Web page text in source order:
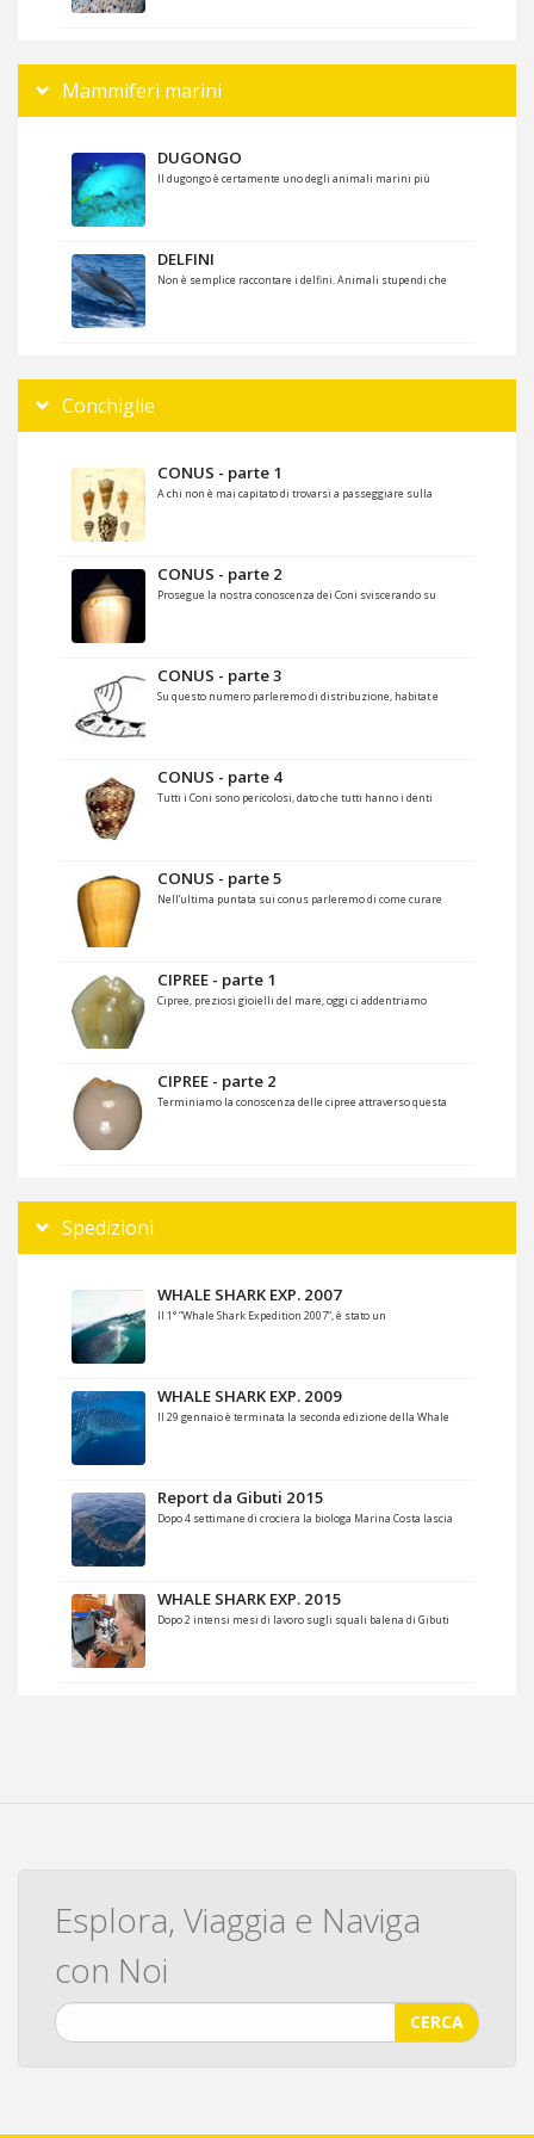
Mammiferi marini
DUGONGO
Il dugongo è certamente uno degli animali marini più
DELFINI
Non è semplice raccontare i delfini. Animali stupendi che
Conchiglie
CONUS - parte 1
A chi non è mai capitato di trovarsi a passeggiare sulla
CONUS - parte 2
Prosegue la nostra conoscenza dei Coni sviscerando su
CONUS - parte 3
Su questo numero parleremo di distribuzione, habitat e
CONUS - parte 4
Tutti i Coni sono pericolosi, dato che tutti hanno i denti
CONUS - parte 5
Nell’ultima puntata sui conus parleremo di come curare
CIPREE - parte 1
Cipree, preziosi gioielli del mare, oggi ci addentriamo
CIPREE - parte 2
Terminiamo la conoscenza delle cipree attraverso questa
Spedizioni
WHALE SHARK EXP. 2007
Il 1° “Whale Shark Expedition 2007”, è stato un
WHALE SHARK EXP. 2009
Il 29 gennaio è terminata la seconda edizione della Whale
Report da Gibuti 2015
Dopo 4 settimane di crociera la biologa Marina Costa lascia
WHALE SHARK EXP. 2015
Dopo 2 intensi mesi di lavoro sugli squali balena di Gibuti
Esplora, Viaggia e Naviga
con Noi
CERCA